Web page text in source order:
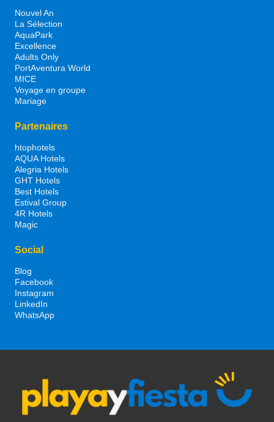
Nouvel An
La Sélection
AquaPark
Excellence
Adults Only
PortAventura World
MICE
Voyage en groupe
Mariage
Partenaires
htophotels
AQUA Hotels
Alegria Hotels
GHT Hotels
Best Hotels
Estival Group
4R Hotels
Magic
Social
Blog
Facebook
Instagram
LinkedIn
WhatsApp